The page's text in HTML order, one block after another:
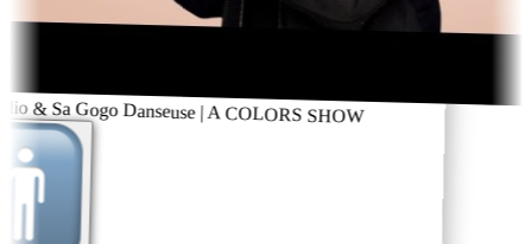
& Sa Gogo Danseuse | A COLORS SHOW